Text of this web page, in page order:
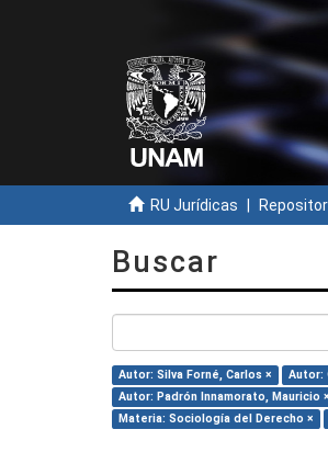
RU Jurídicas
Buscar
Autor: Silva Forné, Carlos × Autor:
Autor: Padrón Innamorato, Mauricio ×
Materia: Sociología del Derecho ×